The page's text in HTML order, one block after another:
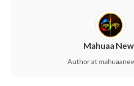
Mahuaa
Author at